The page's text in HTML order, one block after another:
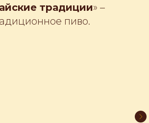
традиции» –
пиво.